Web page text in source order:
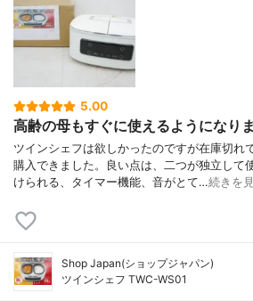
5.00
高齢の母もすぐに使えるようになり
ツインシェフは欲しかったのですが在庫切れ
購入できました。良い点は、二つが独立して
けられる、タイマー機能、音がとて…続きを
Shop Japan(ショップジャパン)
ツインシェフ TWC-WS01